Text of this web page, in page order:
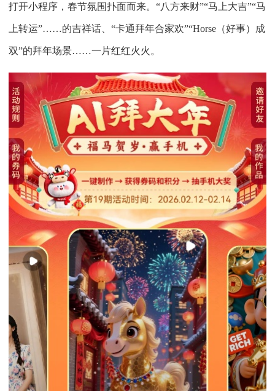
打开小程序，春节氛围扑面而来。“八方来财”“马上大吉”“马
上转运”……的吉祥话、“卡通拜年合家欢”“Horse（好事）成
双”的拜年场景……一片红红火火。